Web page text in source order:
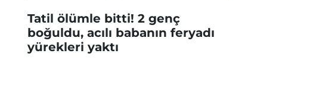
Tatil ölümle bitti! 2 genç
boğuldu, acılı babanın feryadı
yürekleri yaktı